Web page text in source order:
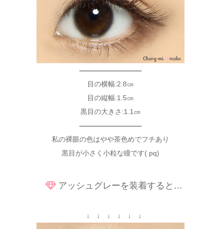
—————————
目の横幅:2.8㎝
目の縦幅:1.5㎝
黒目の大きさ:1.1㎝
—————————
私の裸眼の色はやや茶色めでフチあり
黒目が小さく小粒な瞳です( pq)
アッシュグレーを装着すると…
↓ ↓ ↓ ↓ ↓ ↓